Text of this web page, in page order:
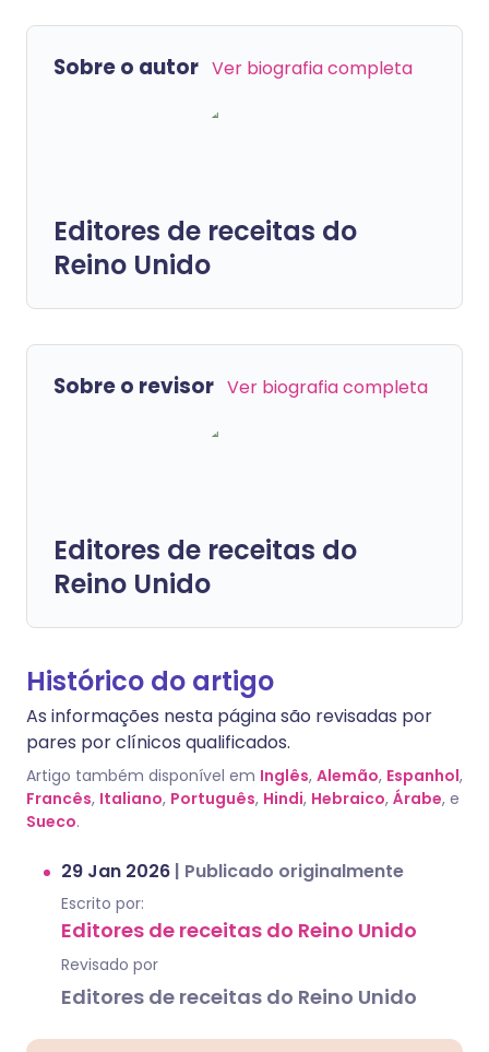
Sobre o autor Ver biografia completa
Editores de receitas do
Reino Unido
Sobre o revisor Ver biografia completa
Editores de receitas do
Reino Unido
Histórico do artigo
As informações nesta página são revisadas por
pares por clínicos qualificados.
Artigo também disponível em Inglês, Alemão, Espanhol,
Francês, Italiano, Português, Hindi, Hebraico, Árabe, e
Sueco.
29 Jan 2026 | Publicado originalmente
Escrito por:
Editores de receitas do Reino Unido
Revisado por
Editores de receitas do Reino Unido